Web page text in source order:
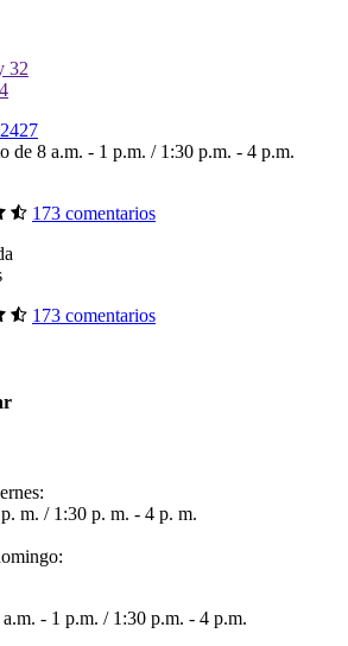
32
de 8 a.m. - 1 p.m. / 1:30 p.m. - 4 p.m.
173 comentarios
173 comentarios
m. / 1:30 p. m. - 4 p. m.
a.m. - 1 p.m. / 1:30 p.m. - 4 p.m.